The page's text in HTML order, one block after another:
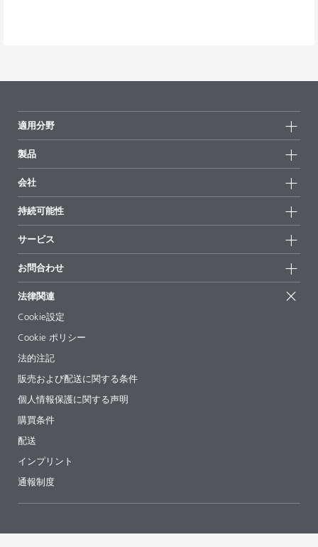
適用分野
製品
全製品
ハイライト
会社
ニュース
拠点と販売代理店
展示会 & イベント
経営陣
持続可能性
持続可能な製品
サクセスストーリー
EcoVadis
証明書
サービス
配合の出発点
論文記事
ebooks(電子書籍)
法令情報
添加剤ガイドアプリ
ビデオ
ダウンロード
お問合わせ
法律関連
Cookie設定
Cookie ポリシー
法的注記
販売および配送に関する条件
個人情報保護に関する声明
購買条件
配送
インプリント
通報制度